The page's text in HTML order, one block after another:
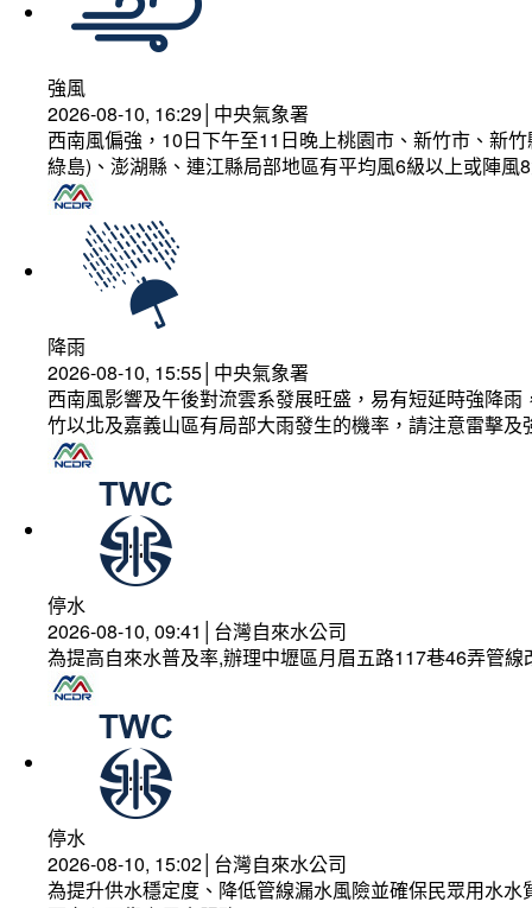
強風
2026-08-10, 16:29│中央氣象署
西南風偏強，10日下午至11日晚上桃園市、新竹市、新
綠島)、澎湖縣、連江縣局部地區有平均風6級以上或陣
降雨
2026-08-10, 15:55│中央氣象署
西南風影響及午後對流雲系發展旺盛，易有短延時強降
竹以北及嘉義山區有局部大雨發生的機率，請注意雷擊
停水
2026-08-10, 09:41│台灣自來水公司
為提高自來水普及率,辦理中壢區月眉五路117巷46弄管
停水
2026-08-10, 15:02│台灣自來水公司
為提升供水穩定度、降低管線漏水風險並確保民眾用水